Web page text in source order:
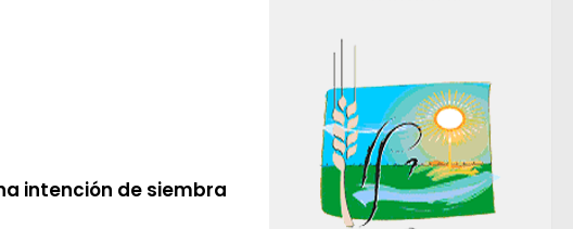
intención de siembra